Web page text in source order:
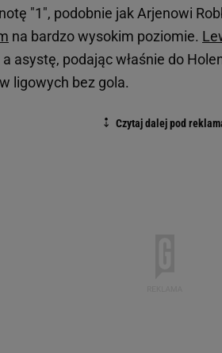
"1", podobnie jak Arjenowi
na bardzo wysokim poziomie.
asystę, podając właśnie do
ligowych bez gola.